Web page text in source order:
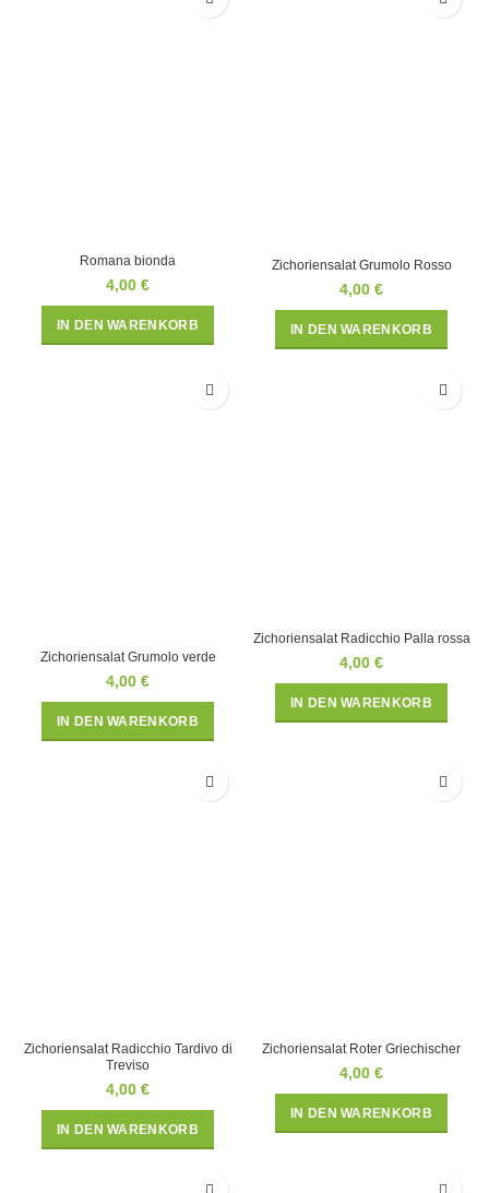
Romana bionda
4,00 €
IN DEN WARENKORB
Zichoriensalat Grumolo Rosso
4,00 €
IN DEN WARENKORB
Zichoriensalat Grumolo verde
4,00 €
IN DEN WARENKORB
Zichoriensalat Radicchio Palla rossa
4,00 €
IN DEN WARENKORB
Zichoriensalat Radicchio Tardivo di
Treviso
4,00 €
IN DEN WARENKORB
Zichoriensalat Roter Griechischer
4,00 €
IN DEN WARENKORB